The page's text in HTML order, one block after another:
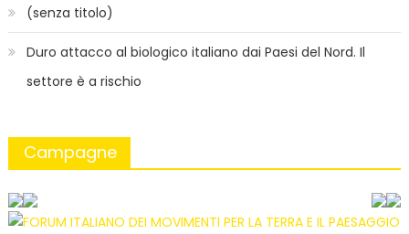
(senza titolo)
Duro attacco al biologico italiano dai Paesi del Nord. Il
settore è a rischio
Campagne